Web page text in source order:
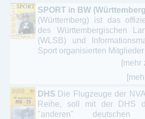
SPORT in BW
(Württemberg) ist das
des Württembergischen
(WLSB) und
Sport organisierten
[mehr
DHS Die Flugzeuge der
Reihe, soll mit der DHS
"anderen" deutschen